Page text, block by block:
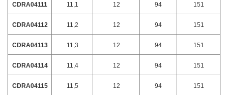
CDRA04111 11,1 12 94 151
CDRA04112 11,2 12 94 151
CDRA04113 11,3 12 94 151
CDRA04114 11,4 12 94 151
CDRA04115 11,5 12 94 151